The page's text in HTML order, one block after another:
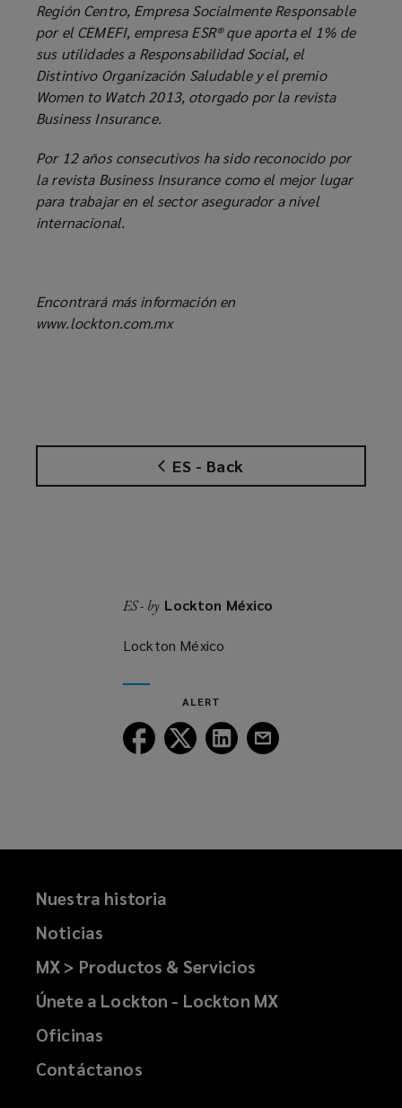
ES - Back
Región Centro, Empresa Socialmente Responsable
por el CEMEFI, empresa ESR® que aporta el 1% de
sus utilidades a Responsabilidad Social, el
Distintivo Organización Saludable y el premio
Women to Watch 2013, otorgado por la revista
Business Insurance.
Por 12 años consecutivos ha sido reconocido por
la revista Business Insurance como el mejor lugar
para trabajar en el sector asegurador a nivel
internacional.
Encontrará más información en
www.lockton.com.mx
ES - by Lockton México
Lockton México
ALERT
Follow
Lockton
Follow
Lockton
Follow
Lockton
Nuestra historia
Noticias
MX > Productos & Servicios
Únete a Lockton - Lockton MX
Oficinas
Contáctanos